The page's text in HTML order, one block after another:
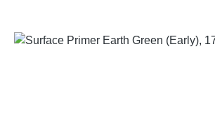
Bildergalerie überspringen